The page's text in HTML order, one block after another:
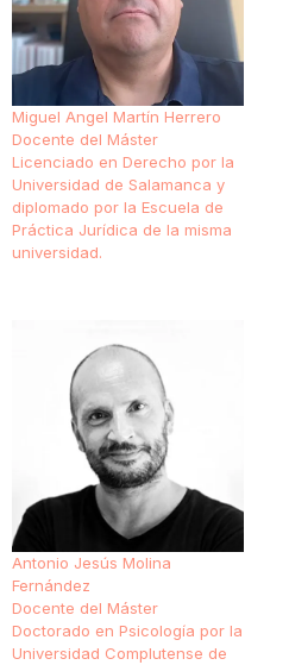
Miguel Angel Martín Herrero
Docente del Máster
Licenciado en Derecho por la
Universidad de Salamanca y
diplomado por la Escuela de
Práctica Jurídica de la misma
universidad.
Antonio Jesús Molina
Fernández
Docente del Máster
Doctorado en Psicología por la
Universidad Complutense de